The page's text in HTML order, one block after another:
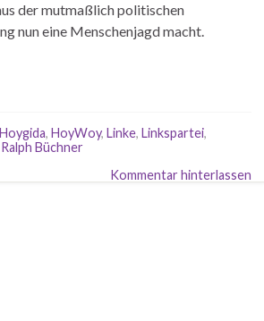
der mutmaßlich politischen
nun eine Menschenjagd macht.
Hoygida, HoyWoy, Linke, Linkspartei,
Ralph Büchner
Kommentar hinterlassen